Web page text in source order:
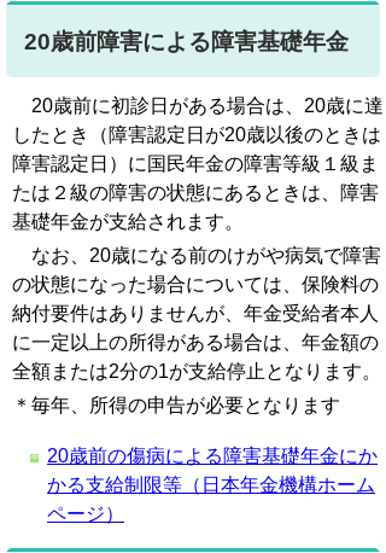
20歳前障害による障害基礎年金
20歳前に初診日がある場合は、 20歳に達
したとき（障害認定日が20歳以後のときは
障害認定日）に 国民年金の障害等級１級ま
たは２級の障害の状態にあるときは、障害
基礎年金が支給されます。
なお、20歳になる前のけがや病気で障害
の状態になった場合については、保険料の
納付要件はありませんが、 年金受給者本人
に一定以上の所得がある場合は、年金額の
全額または2分の1が支給停止となります。
＊毎年、所得の申告が必要となります
20歳前の傷病による障害基礎年金にか
かる支給制限等（日本年金機構ホーム
ページ）